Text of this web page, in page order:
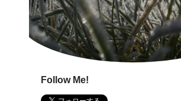
Follow Me!